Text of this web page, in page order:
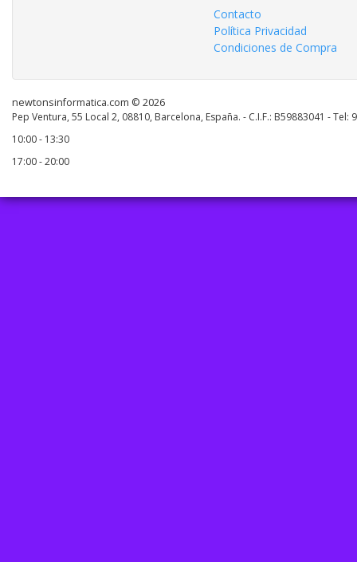
Contacto
Política Privacidad
Condiciones de Compra
newtonsinformatica.com © 2026
Pep Ventura, 55 Local 2, 08810, Barcelona, España. - C.I.F.: B59883041 - Tel:
10:00 - 13:30
17:00 - 20:00